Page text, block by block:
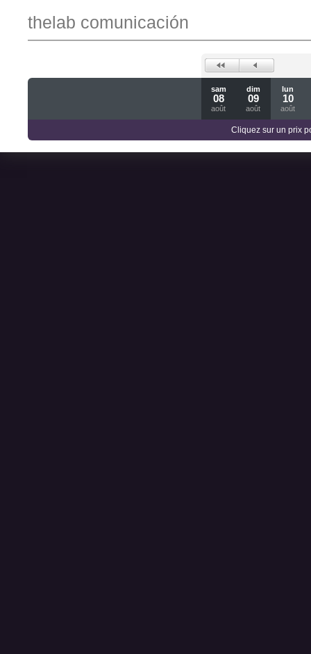
thelab comunicación
sam
08
août
dim
09
août
lun
10
août
Cliquez sur un prix